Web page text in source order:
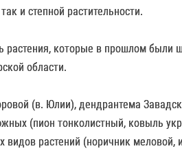
и степной растительности.
растения, которые в прошлом
области.
(в. Юлии), дендрантема
(пион тонколистный, ковыль
растений (норичник меловой,